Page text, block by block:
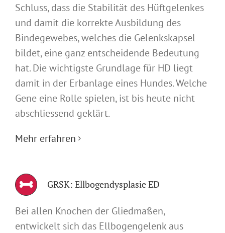
Schluss, dass die Stabilität des Hüftgelenkes
und damit die korrekte Ausbildung des
Bindegewebes, welches die Gelenkskapsel
bildet, eine ganz entscheidende Bedeutung
hat. Die wichtigste Grundlage für HD liegt
damit in der Erbanlage eines Hundes. Welche
Gene eine Rolle spielen, ist bis heute nicht
abschliessend geklärt.
Mehr erfahren
GRSK: Ellbogendysplasie ED
Bei allen Knochen der Gliedmaßen,
entwickelt sich das Ellbogengelenk aus